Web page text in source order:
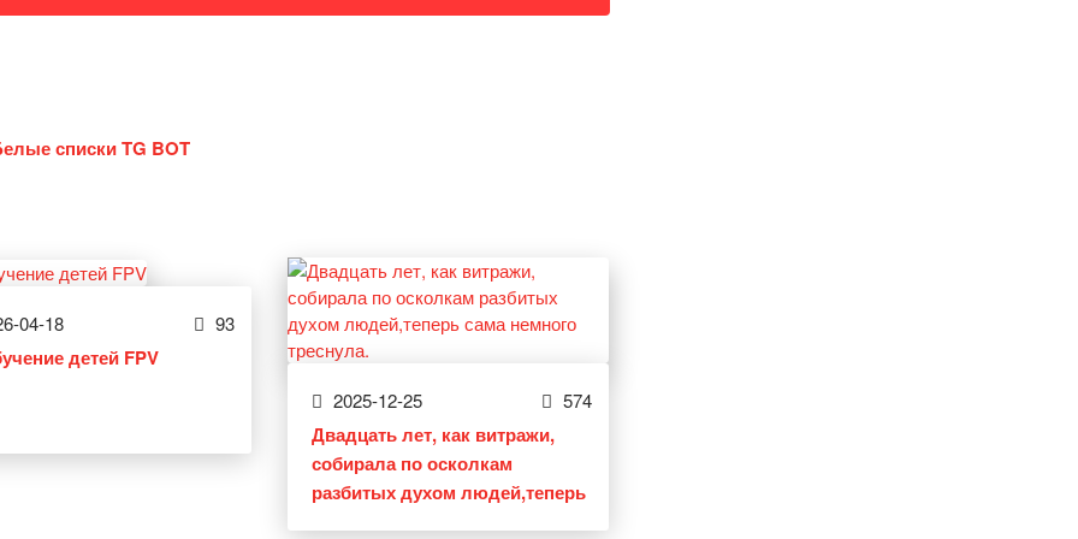
списки TG BOT
04-18 93
детей FPV
2025-12-25 574
Двадцать лет, как витражи,
собирала по осколкам
разбитых духом людей,теперь